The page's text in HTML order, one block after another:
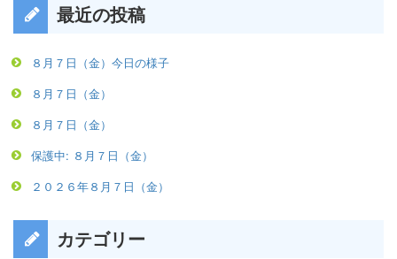
最近の投稿
８月７日（金）今日の様子
８月７日（金）
８月７日（金）
保護中: ８月７日（金）
２０２６年８月７日（金）
カテゴリー